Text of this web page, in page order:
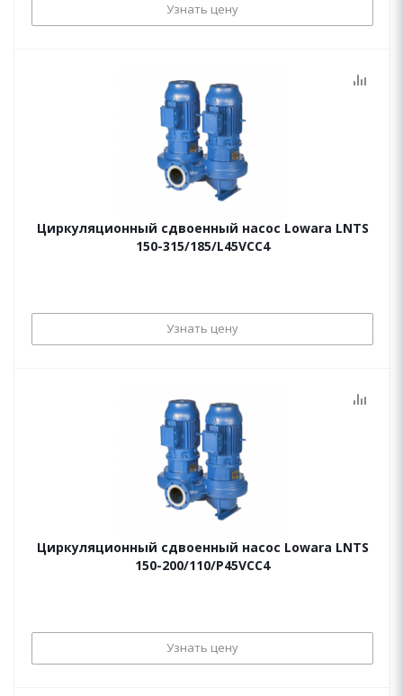
Узнать цену
Циркуляционный сдвоенный насос Lowara LNTS
150-315/185/L45VCC4
Узнать цену
Циркуляционный сдвоенный насос Lowara LNTS
150-200/110/P45VCC4
Узнать цену